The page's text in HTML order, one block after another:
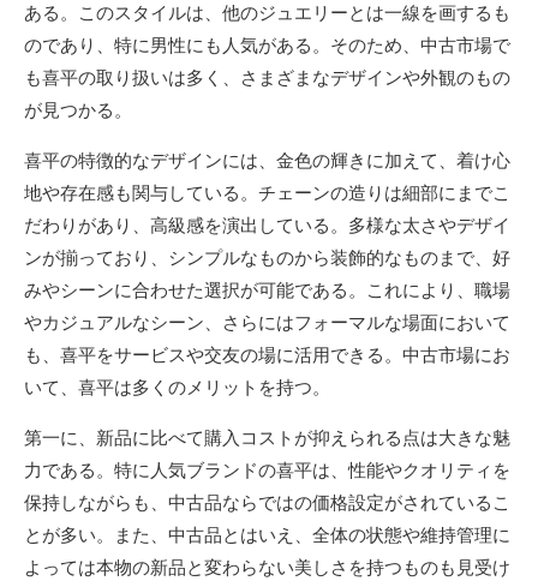
ある。このスタイルは、他のジュエリーとは一線を画するも
のであり、特に男性にも人気がある。そのため、中古市場で
も喜平の取り扱いは多く、さまざまなデザインや外観のもの
が見つかる。
喜平の特徴的なデザインには、金色の輝きに加えて、着け心
地や存在感も関与している。チェーンの造りは細部にまでこ
だわりがあり、高級感を演出している。多様な太さやデザイ
ンが揃っており、シンプルなものから装飾的なものまで、好
みやシーンに合わせた選択が可能である。これにより、職場
やカジュアルなシーン、さらにはフォーマルな場面において
も、喜平をサービスや交友の場に活用できる。中古市場にお
いて、喜平は多くのメリットを持つ。
第一に、新品に比べて購入コストが抑えられる点は大きな魅
力である。特に人気ブランドの喜平は、性能やクオリティを
保持しながらも、中古品ならではの価格設定がされているこ
とが多い。また、中古品とはいえ、全体の状態や維持管理に
よっては本物の新品と変わらない美しさを持つものも見受け